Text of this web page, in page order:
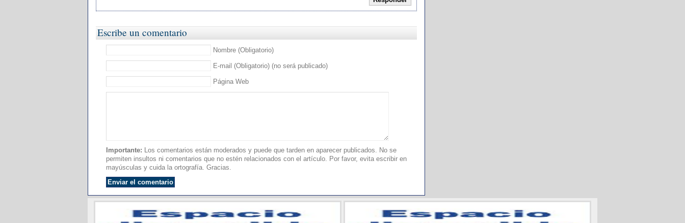
Escribe un comentario
Nombre (Obligatorio)
E-mail (Obligatorio) (no será publicado)
Página Web
Importante: Los comentarios están moderados y puede que tarden en aparecer publicados. No se
permiten insultos ni comentarios que no estén relacionados con el artículo. Por favor, evita escribir en
mayúsculas y cuida la ortografía. Gracias.